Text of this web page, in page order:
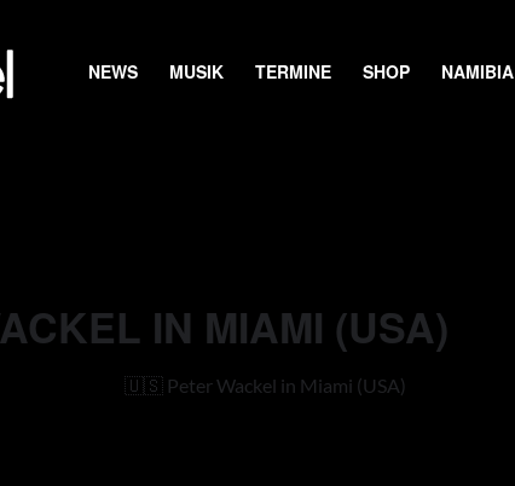
NEWS MUSIK TERMINE SHOP NAMIBIA
IN MIAMI (USA)
🇺🇸 Peter Wackel in Miami (USA)